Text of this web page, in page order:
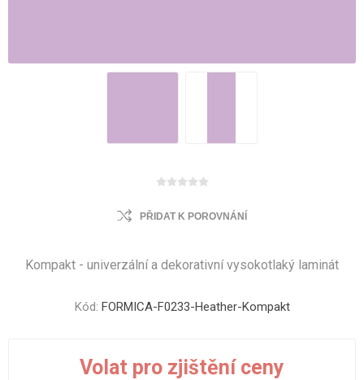
PŘIDAT K POROVNÁNÍ
Kompakt - univerzální a dekorativní vysokotlaký laminát
Kód: FORMICA-F0233-Heather-Kompakt
Volat pro zjištění ceny